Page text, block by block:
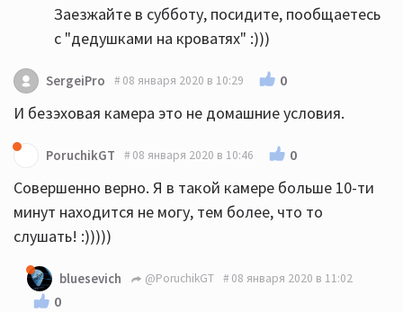
Заезжайте в субботу, посидите, пообщаетесь
с "дедушками на кроватях" :)))
SergeiPro 08 января 2020 в 10:29 0
И безэховая камера это не домашние условия.
PoruchikGT 08 января 2020 в 10:46 0
Совершенно верно. Я в такой камере больше 10-ти
минут находится не могу, тем более, что то
слушать! :)))))
bluesevich @PoruchikGT 08 января 2020 в 11:02
0